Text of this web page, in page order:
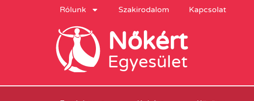
Rólunk Szakirodalom Kapcsolat
Nőkért
Egyesület